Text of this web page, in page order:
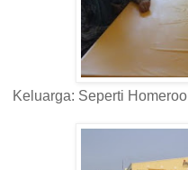
Keluarga: Seperti